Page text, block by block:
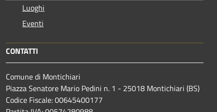
Luoghi
Eventi
CONTATTI
Comune di Montichiari
Piazza Senatore Mario Pedini n. 1 - 25018 Montichiari (BS)
Codice Fiscale: 00645400177